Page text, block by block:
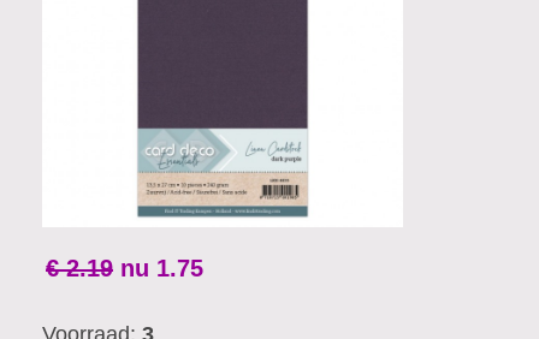
€ 2.19 nu 1.75